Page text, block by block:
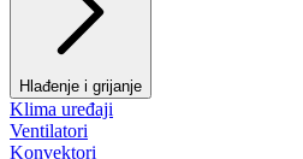
Hlađenje i grijanje
Klima uređaji
Ventilatori
Konvektori